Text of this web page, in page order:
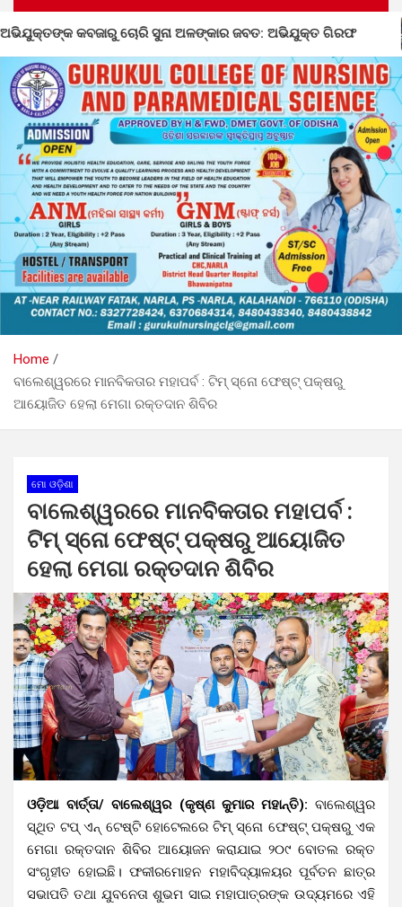
ଜବତ: ଅଭିଯୁକ୍ତ ଗିରଫ ନର୍ଲାରେ ୮୦ତମ ସ୍ୱାଧିନତା
Home
ବାଲେଶ୍ୱରରେ ମାନବିକତାର ମହାପର୍ବ : ଟିମ୍ ସ୍ନୋ ଫେଷ୍ଟ୍ ପକ୍ଷରୁ
ଆୟୋଜିତ ହେଲା ମେଗା ରକ୍ତଦାନ ଶିବିର
ମୋ ଓଡ଼ିଶା
ବାଲେଶ୍ୱରରେ ମାନବିକତାର ମହାପର୍ବ :
ଟିମ୍ ସ୍ନୋ ଫେଷ୍ଟ୍ ପକ୍ଷରୁ ଆୟୋଜିତ
ହେଲା ମେଗା ରକ୍ତଦାନ ଶିବିର
ଓଡ଼ିଆ ବାର୍ତ୍ତା/ ବାଲେଶ୍ୱର (କୃଷ୍ଣ କୁମାର ମହାନ୍ତି): ବାଲେଶ୍ୱର
ସ୍ଥିତ ଟପ୍ ଏନ୍ ଟେଷ୍ଟି ହୋଟେଲରେ ଟିମ୍ ସ୍ନୋ ଫେଷ୍ଟ୍ ପକ୍ଷରୁ ଏକ
ମେଗା ରକ୍ତଦାନ ଶିବିର ଆୟୋଜନ କରାଯାଇ ୨୦୯ ବୋତଲ ରକ୍ତ
ସଂଗୃହୀତ ହୋଇଛି। ଫକୀରମୋହନ ମହାବିଦ୍ୟାଳୟର ପୂର୍ବତନ ଛାତ୍ର
ସଭାପତି ତଥା ଯୁବନେତା ଶୁଭମ ସାଇ ମହାପାତ୍ରଙ୍କ ଉଦ୍ୟମରେ ଏହି